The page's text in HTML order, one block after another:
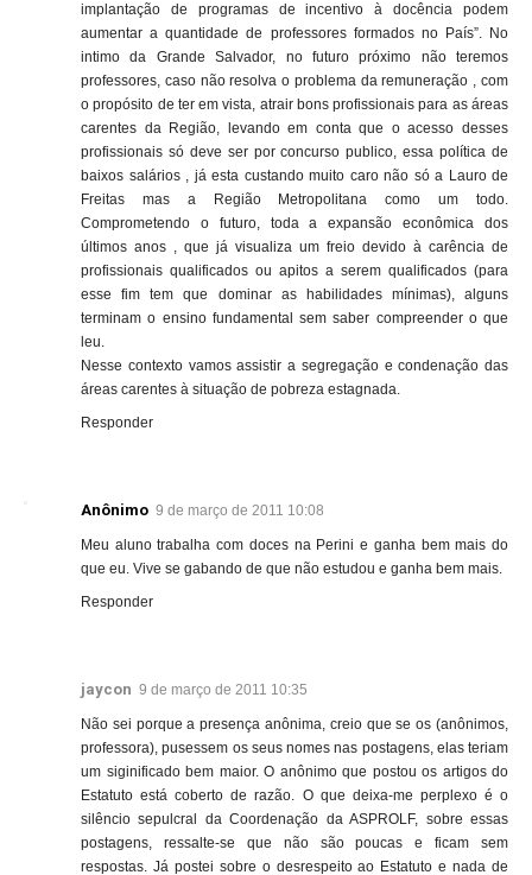
implantação de programas de incentivo à docência podem
aumentar a quantidade de professores formados no País”. No
intimo da Grande Salvador, no futuro próximo não teremos
professores, caso não resolva o problema da remuneração , com
o propósito de ter em vista, atrair bons profissionais para as áreas
carentes da Região, levando em conta que o acesso desses
profissionais só deve ser por concurso publico, essa política de
baixos salários , já esta custando muito caro não só a Lauro de
Freitas mas a Região Metropolitana como um todo.
Comprometendo o futuro, toda a expansão econômica dos
últimos anos , que já visualiza um freio devido à carência de
profissionais qualificados ou apitos a serem qualificados (para
esse fim tem que dominar as habilidades mínimas), alguns
terminam o ensino fundamental sem saber compreender o que
leu.
Nesse contexto vamos assistir a segregação e condenação das
áreas carentes à situação de pobreza estagnada.
Responder
Anônimo 9 de março de 2011 10:08
Meu aluno trabalha com doces na Perini e ganha bem mais do
que eu. Vive se gabando de que não estudou e ganha bem mais.
Responder
jaycon 9 de março de 2011 10:35
Não sei porque a presença anônima, creio que se os (anônimos,
professora), pusessem os seus nomes nas postagens, elas teriam
um siginificado bem maior. O anônimo que postou os artigos do
Estatuto está coberto de razão. O que deixa-me perplexo é o
silêncio sepulcral da Coordenação da ASPROLF, sobre essas
postagens, ressalte-se que não são poucas e ficam sem
respostas. Já postei sobre o desrespeito ao Estatuto e nada de